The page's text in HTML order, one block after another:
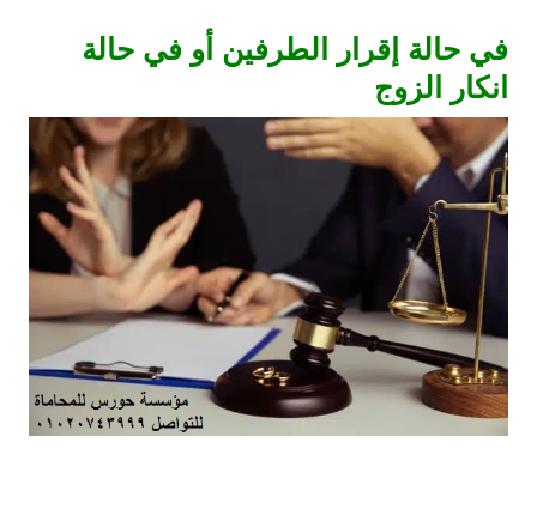
في حالة إقرار الطرفين أو في حالة
انكار الزوج